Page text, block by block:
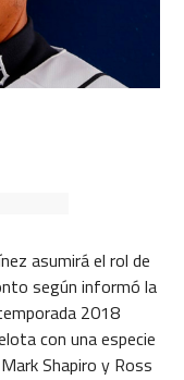
asumirá el rol de
según informó la
2018
con una especie
Shapiro y Ross